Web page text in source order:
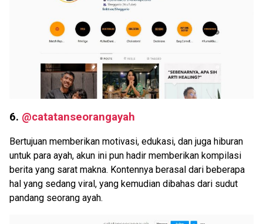
6. @catatanseorangayah
Bertujuan memberikan motivasi, edukasi, dan juga hiburan
untuk para ayah, akun ini pun hadir memberikan kompilasi
berita yang sarat makna. Kontennya berasal dari beberapa
hal yang sedang viral, yang kemudian dibahas dari sudut
pandang seorang ayah.